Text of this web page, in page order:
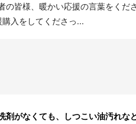
皆様、暖かい応援の言葉をくだ
入をしてくださっ...
がなくても、しつこい油汚れな